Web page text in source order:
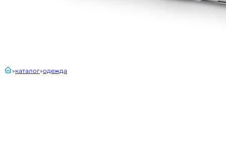
главнаякаталог одежда